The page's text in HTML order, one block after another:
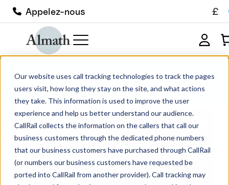
Our website uses call tracking technologies to track the pages
users visit, how long they stay on the site, and what actions
they take. This information is used to improve the user
experience and help us better understand our audience.
CallRail collects the information on the callers that call our
business customers through the dedicated phone numbers
that our business customers have purchased through CallRail
(or numbers our business customers have requested be
ported into CallRail from another provider). Call tracking may
Appelez-nous £
SS22Z Creuset rectangulaire en
zircone 1.63ml